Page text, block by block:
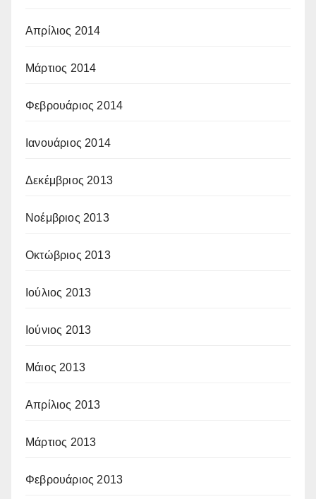
Απρίλιος 2014
Μάρτιος 2014
Φεβρουάριος 2014
Ιανουάριος 2014
Δεκέμβριος 2013
Νοέμβριος 2013
Οκτώβριος 2013
Ιούλιος 2013
Ιούνιος 2013
Μάιος 2013
Απρίλιος 2013
Μάρτιος 2013
Φεβρουάριος 2013